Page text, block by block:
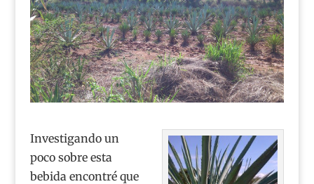
Investigando un
poco sobre esta
bebida encontré que